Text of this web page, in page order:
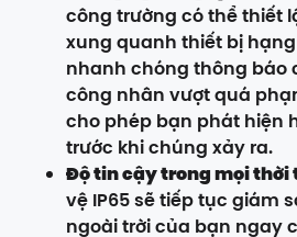
công trường có thể thiết
xung quanh thiết bị hạng
nhanh chóng thông báo
công nhân vượt quá
cho phép bạn phát hiện
trước khi chúng xảy ra.
Độ tin cậy trong mọi thời
vệ IP65 sẽ tiếp tục giám
ngoài trời của bạn ngay